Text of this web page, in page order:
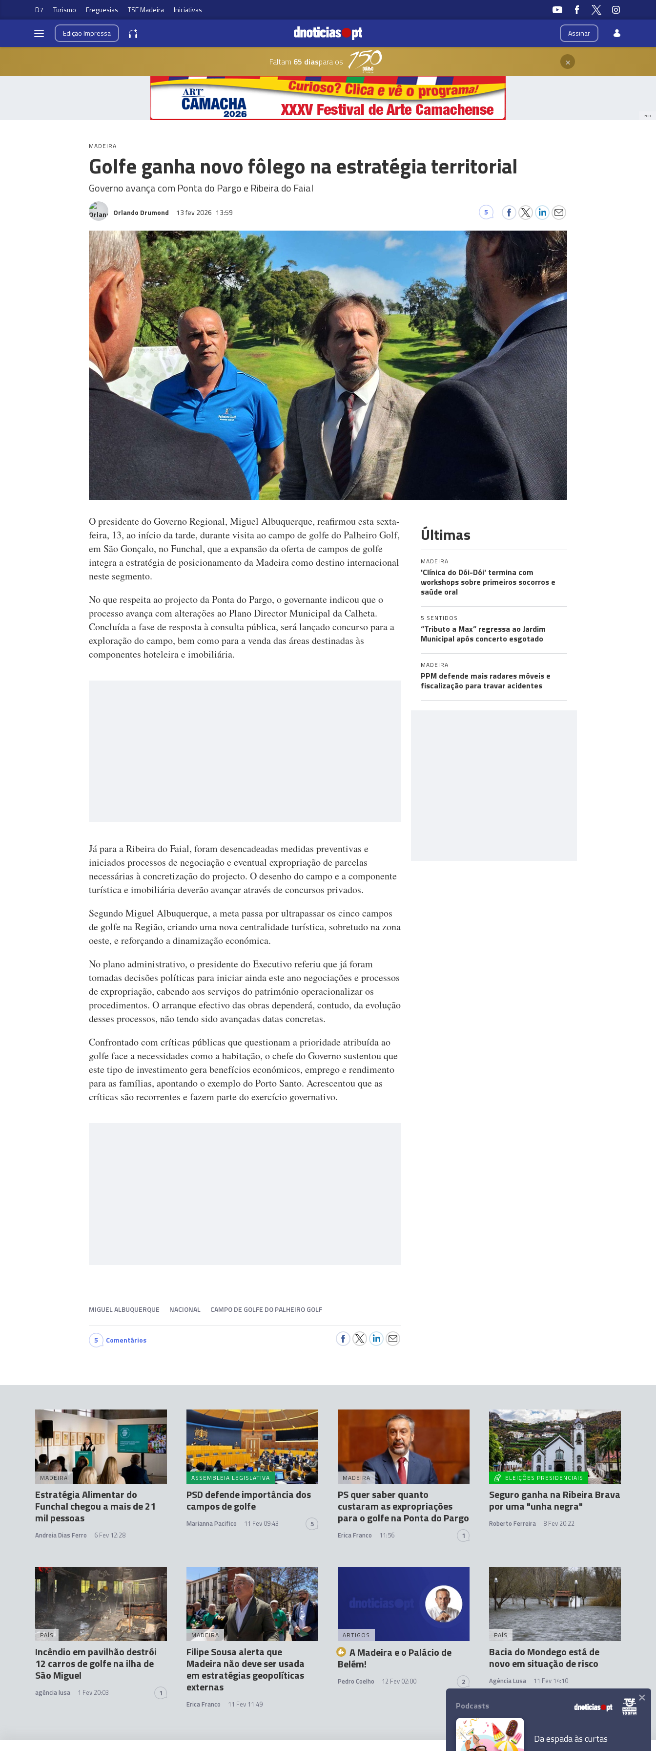
D7 Turismo Freguesias TSF Madeira Iniciativas
Assinar
EdiçãoImpressa
Faltam 65 diaspara os ×
PUB
MADEIRA
Golfe ganha novo fôlego na estratégia territorial
Governo avança com Ponta do Pargo e Ribeira do Faial
Orlando Drumond 13 fev 2026 13:59 5
O presidente do Governo Regional, Miguel Albuquerque, reafirmou esta sexta-
feira, 13, ao início da tarde, durante visita ao campo de golfe do Palheiro Golf,
em São Gonçalo, no Funchal, que a expansão da oferta de campos de golfe
integra a estratégia de posicionamento da Madeira como destino internacional
neste segmento.
No que respeita ao projecto da Ponta do Pargo, o governante indicou que o
processo avança com alterações ao Plano Director Municipal da Calheta.
Concluída a fase de resposta à consulta pública, será lançado concurso para a
exploração do campo, bem como para a venda das áreas destinadas às
componentes hoteleira e imobiliária.
Já para a Ribeira do Faial, foram desencadeadas medidas preventivas e
iniciados processos de negociação e eventual expropriação de parcelas
necessárias à concretização do projecto. O desenho do campo e a componente
turística e imobiliária deverão avançar através de concursos privados.
Segundo Miguel Albuquerque, a meta passa por ultrapassar os cinco campos
de golfe na Região, criando uma nova centralidade turística, sobretudo na zona
oeste, e reforçando a dinamização económica.
No plano administrativo, o presidente do Executivo referiu que já foram
tomadas decisões políticas para iniciar ainda este ano negociações e processos
de expropriação, cabendo aos serviços do património operacionalizar os
procedimentos. O arranque efectivo das obras dependerá, contudo, da evolução
desses processos, não tendo sido avançadas datas concretas.
Confrontado com críticas públicas que questionam a prioridade atribuída ao
golfe face a necessidades como a habitação, o chefe do Governo sustentou que
este tipo de investimento gera benefícios económicos, emprego e rendimento
para as famílias, apontando o exemplo do Porto Santo. Acrescentou que as
críticas são recorrentes e fazem parte do exercício governativo.
MIGUEL ALBUQUERQUE NACIONAL CAMPO DE GOLFE DO PALHEIRO GOLF
5 Comentários
Últimas
MADEIRA
'Clínica do Dói-Dói' termina com
workshops sobre primeiros socorros e
saúde oral
5 SENTIDOS
“Tributo a Max” regressa ao Jardim
Municipal após concerto esgotado
MADEIRA
PPM defende mais radares móveis e
fiscalização para travar acidentes
MADEIRA
Estratégia Alimentar do
Funchal chegou a mais de 21
mil pessoas
Andreia Dias Ferro 6 Fev 12:28
ASSEMBLEIA LEGISLATIVA
PSD defende importância dos
campos de golfe
Marianna Pacifico 11 Fev 09:43 5
MADEIRA
PS quer saber quanto
custaram as expropriações
para o golfe na Ponta do Pargo
Erica Franco 11:56 1
ELEIÇÕES PRESIDENCIAIS
Seguro ganha na Ribeira Brava
por uma "unha negra"
Roberto Ferreira 8 Fev 20:22
PAÍS
Incêndio em pavilhão destrói
12 carros de golfe na ilha de
São Miguel
agência lusa 1 Fev 20:03 1
MADEIRA
Filipe Sousa alerta que
Madeira não deve ser usada
em estratégias geopolíticas
externas
Erica Franco 11 Fev 11:49
ARTIGOS
A Madeira e o Palácio de
Belém!
Pedro Coelho 12 Fev 02:00 2
PAÍS
Bacia do Mondego está de
novo em situação de risco
Agência Lusa 11 Fev 14:10
Podcasts
Da espada às curtas
×